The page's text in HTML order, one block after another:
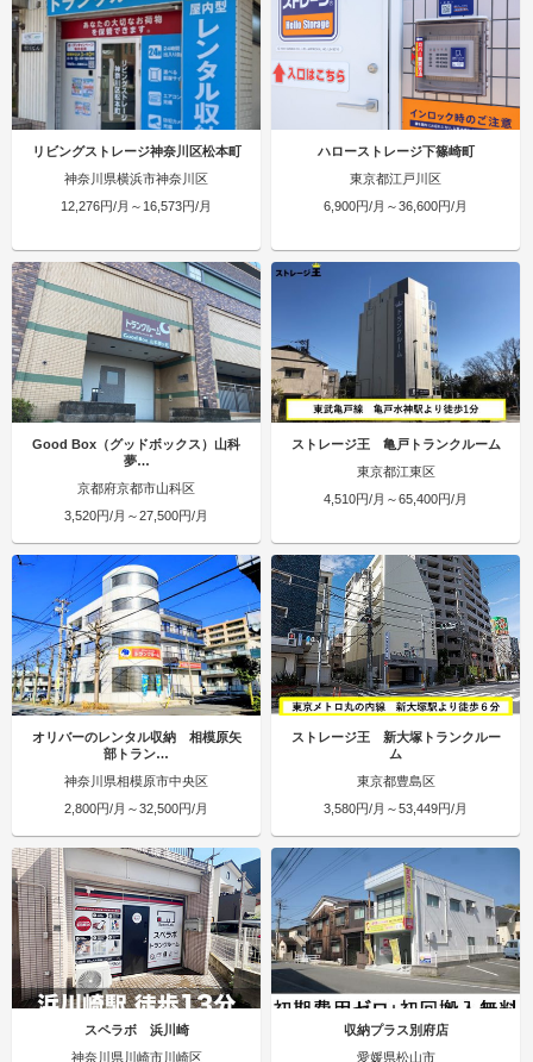
リビングストレージ神奈川区松本町
神奈川県横浜市神奈川区
12,276円/月～16,573円/月
ハローストレージ下篠崎町
東京都江戸川区
6,900円/月～36,600円/月
Good Box（グッドボックス）山科
夢…
京都府京都市山科区
3,520円/月～27,500円/月
ストレージ王 亀戸トランクルーム
東京都江東区
4,510円/月～65,400円/月
オリバーのレンタル収納 相模原矢
部トラン…
神奈川県相模原市中央区
2,800円/月～32,500円/月
ストレージ王 新大塚トランクルー
ム
東京都豊島区
3,580円/月～53,449円/月
スペラボ 浜川崎
神奈川県川崎市川崎区
収納プラス別府店
愛媛県松山市